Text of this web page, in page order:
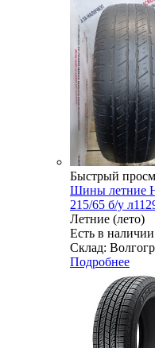
Быстрый
Шины летние
215/65 б/у
Летние (лето)
Есть в
Склад:
Подробнее